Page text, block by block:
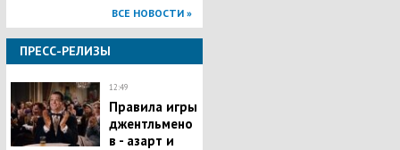
ВСЕ НОВОСТИ »
ПРЕСС-РЕЛИЗЫ
12:49
Правила игры
джентльмено
в - азарт и